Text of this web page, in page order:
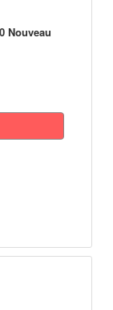
Nouveau